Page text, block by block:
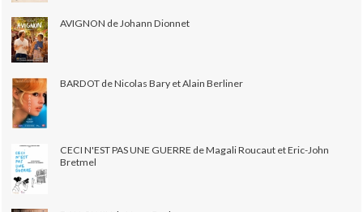
AVIGNON de Johann Dionnet
BARDOT de Nicolas Bary et Alain Berliner
CECI N'EST PAS UNE GUERRE de Magali Roucaut et Eric-John
Bretmel